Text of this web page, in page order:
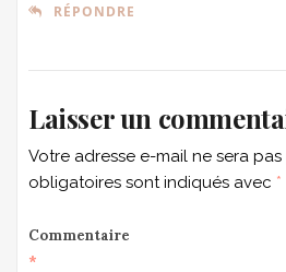
RÉPONDRE
Laisser un
Votre adresse e-mail ne sera
obligatoires sont indiqués avec *
Commentaire
*